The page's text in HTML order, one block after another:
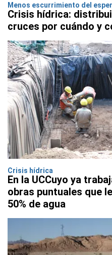
Menos escurrimiento del
Crisis hídrica:
cruces por cuándo y
Crisis hídrica
En la UCCuyo ya
obras puntuales que
50% de agua